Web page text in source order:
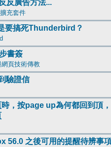
反廣告方法...
充套件
要搞死Thunderbird？
書簽
頁技術傳教
驗證信
，按page up為何都回到頂，
56.0 之後可用的提醒待辨事